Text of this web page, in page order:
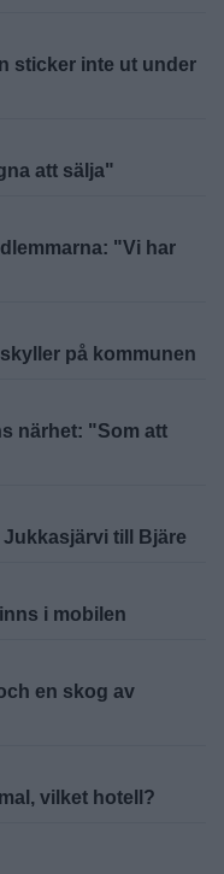
sticker inte ut under
att sälja"
"Vi har
på kommunen
närhet: "Som att
till Bjäre
i mobilen
en skog av
vilket hotell?